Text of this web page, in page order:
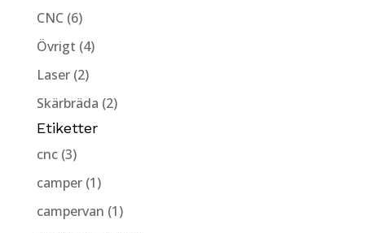
CNC (6)
Övrigt (4)
Laser (2)
Skärbräda (2)
Etiketter
cnc (3)
camper (1)
campervan (1)